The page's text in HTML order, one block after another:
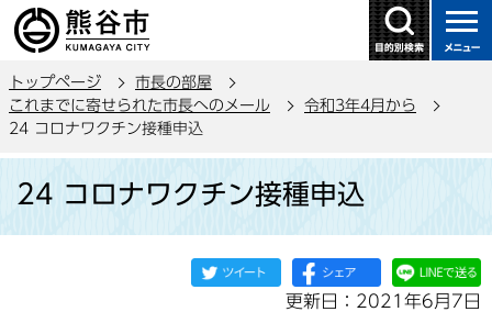
の
ー
ジ
で
トップページ
市長の部屋
これまでに寄せられた市長へのメール
令和3年4月から
24 コロナワクチン接種申込
24 コロナワクチン接種申込
更新日：2021年6月7日